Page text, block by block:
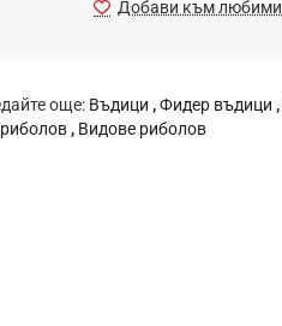
Добави към любими
още: Въдици ,Фидер въдици ,
, Видове риболов